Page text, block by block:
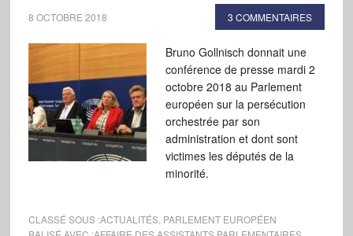
8 OCTOBRE 2018 3 COMMENTAIRES
Bruno Gollnisch donnait une
conférence de presse mardi 2
octobre 2018 au Parlement
européen sur la persécution
orchestrée par son
administration et dont sont
victimes les députés de la
minorité.
CLASSÉ SOUS :ACTUALITÉS, PARLEMENT EUROPÉEN